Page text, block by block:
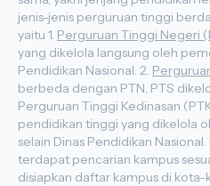
jenis-jenis perguruan tinggi
yaitu 1. Perguruan Tinggi Negeri
yang dikelola langsung oleh
Pendidikan Nasional. 2.
berbeda dengan PTN, PTS
Perguruan Tinggi Kedinasan
pendidikan tinggi yang dikelola
selain Dinas Pendidikan
terdapat pencarian kampus
disiapkan daftar kampus di